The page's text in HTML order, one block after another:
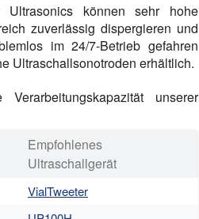
Ultrasonics können sehr hohe
zuverlässig dispergieren und
im 24/7-Betrieb gefahren
Ultraschallsonotroden erhältlich.
unserer
Empfohlenes
Ultraschallgerät
VialTweeter